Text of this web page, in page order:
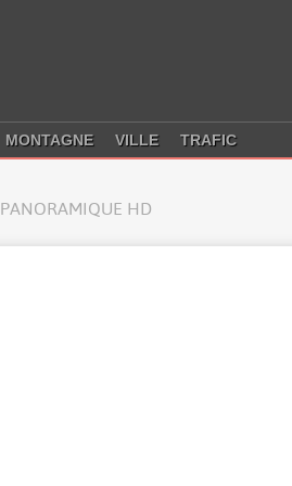
MONTAGNE VILLE TRAFIC
PANORAMIQUE HD